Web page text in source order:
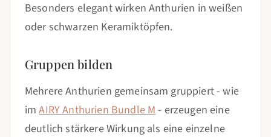
Besonders elegant wirken Anthurien in weißen
oder schwarzen Keramiktöpfen.
Gruppen bilden
Mehrere Anthurien gemeinsam gruppiert - wie
imAIRY Anthurien Bundle M- erzeugen eine
deutlich stärkere Wirkung als eine einzelne